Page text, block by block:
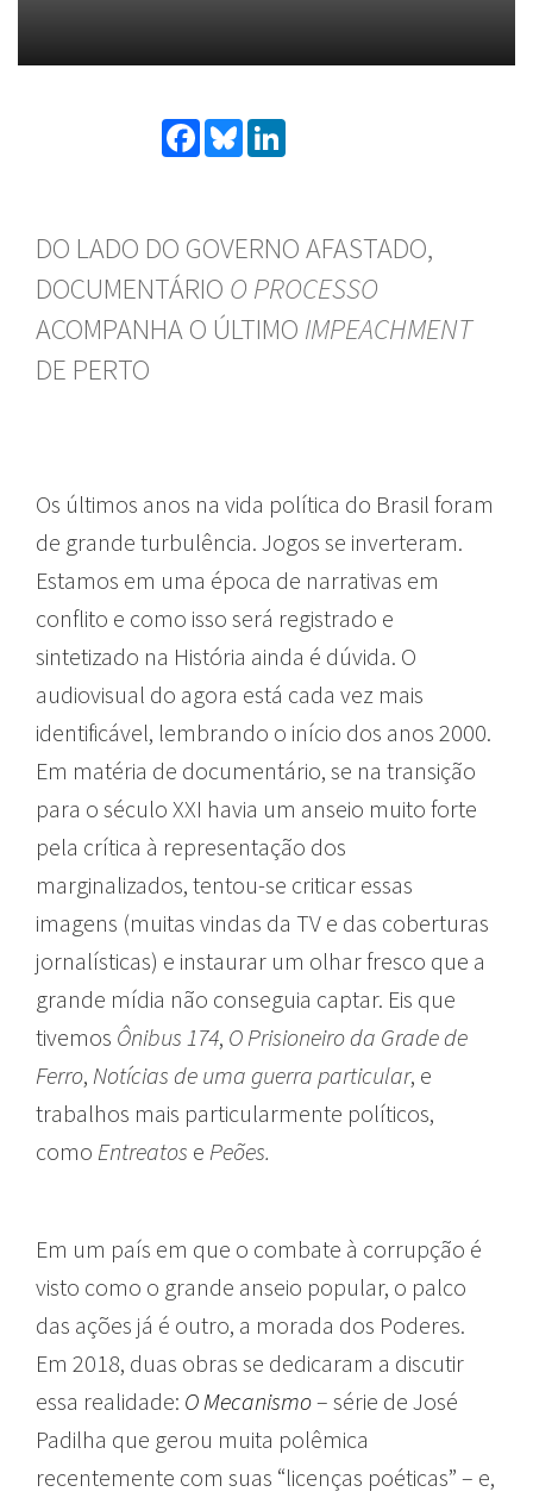
Facebook
Bluesky
DO LADO DO GOVERNO AFASTADO,
DOCUMENTÁRIO O PROCESSO
ACOMPANHA O ÚLTIMO IMPEACHMENT
DE PERTO
Os últimos anos na vida política do Brasil foram
de grande turbulência. Jogos se inverteram.
Estamos em uma época de narrativas em
conflito e como isso será registrado e
sintetizado na História ainda é dúvida. O
audiovisual do agora está cada vez mais
identificável, lembrando o início dos anos 2000.
Em matéria de documentário, se na transição
para o século XXI havia um anseio muito forte
pela crítica à representação dos
marginalizados, tentou-se criticar essas
imagens (muitas vindas da TV e das coberturas
jornalísticas) e instaurar um olhar fresco que a
grande mídia não conseguia captar. Eis que
tivemos Ônibus 174, O Prisioneiro da Grade de
Ferro, Notícias de uma guerra particular, e
trabalhos mais particularmente políticos,
como Entreatos e Peões.
Em um país em que o combate à corrupção é
visto como o grande anseio popular, o palco
das ações já é outro, a morada dos Poderes.
Em 2018, duas obras se dedicaram a discutir
essa realidade: O Mecanismo– série de José
Padilha que gerou muita polêmica
recentemente com suas “licenças poéticas” – e,